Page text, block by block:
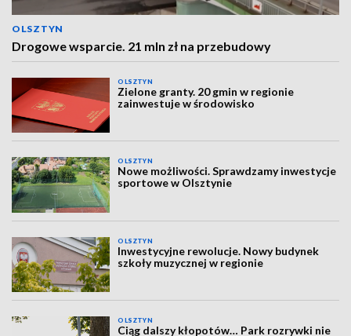
OLSZTYN
Drogowe wsparcie. 21 mln zł na przebudowy
OLSZTYN
Zielone granty. 20 gmin w regionie
zainwestuje w środowisko
OLSZTYN
Nowe możliwości. Sprawdzamy inwestycje
sportowe w Olsztynie
OLSZTYN
Inwestycyjne rewolucje. Nowy budynek
szkoły muzycznej w regionie
OLSZTYN
Ciąg dalszy kłopotów… Park rozrywki nie